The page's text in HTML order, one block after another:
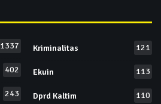
1337
402
243
Kriminalitas 121
Ekuin 113
Dprd Kaltim 110